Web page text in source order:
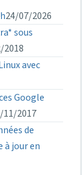
24/07/2026
sous
2018
avec
Google
11/2017
de
à jour en